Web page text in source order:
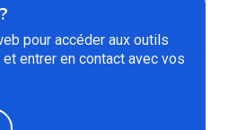
pour accéder aux outils
entrer en contact avec vos